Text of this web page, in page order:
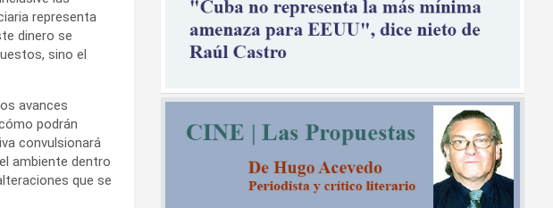
representa
dinero se
sino el
avances
podrán
convulsionará
ambiente dentro
que se